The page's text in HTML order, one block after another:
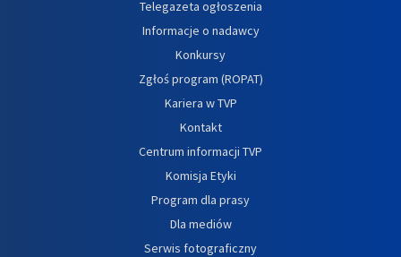
Telegazeta ogłoszenia
Informacje o nadawcy
Konkursy
Zgłoś program (ROPAT)
Kariera w TVP
Kontakt
Centrum informacji TVP
Komisja Etyki
Program dla prasy
Dla mediów
Serwis fotograficzny